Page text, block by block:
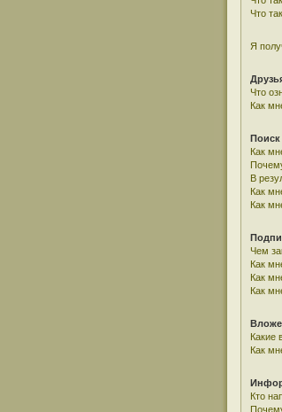
Что
Я
Что
Как
Как
В
Как
Как
Чем
Как
Как
Как
Какие
Как
Кто